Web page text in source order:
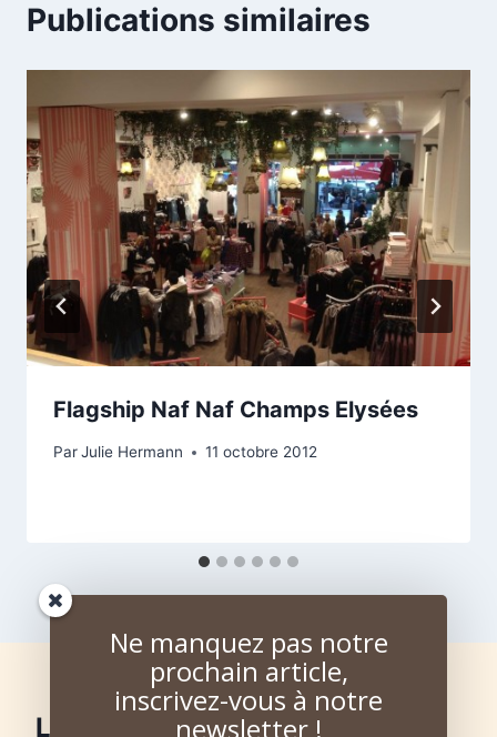
Publications similaires
Flagship Naf Naf Champs Elysées
ParJulie Hermann 11 octobre 2012
Laisser un commentaire
Ne manquez pas notre
prochain article,
inscrivez-vous à notre
newsletter !